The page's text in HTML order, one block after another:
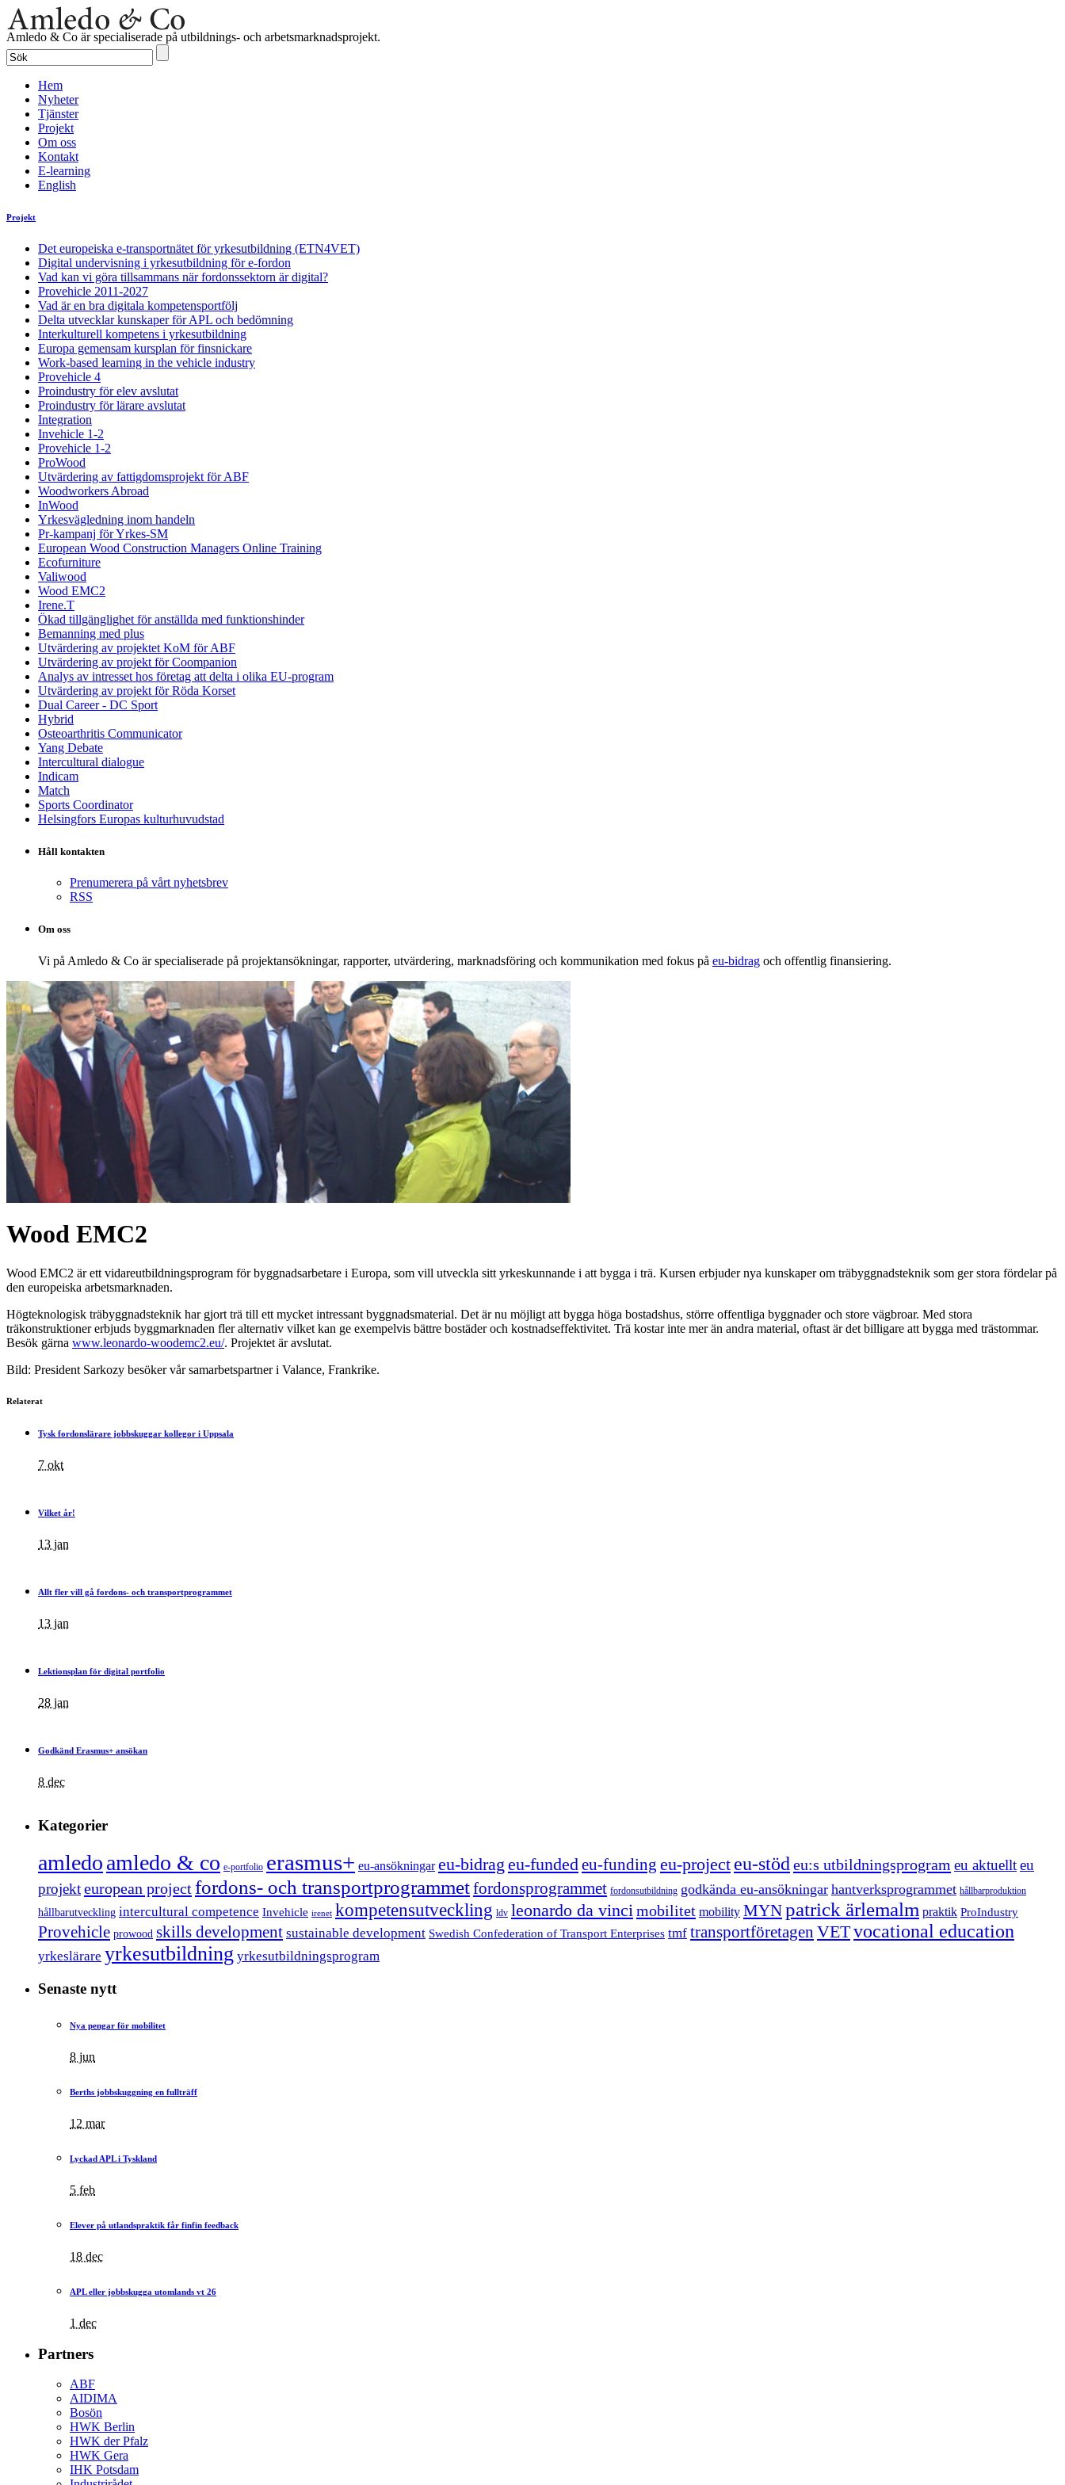
Amledo & Co är specialiserade på utbildnings- och arbetsmarknadsprojekt.
Hem
Nyheter
Tjänster
Projekt
Om oss
Kontakt
E-learning
English
Projekt
Det europeiska e-transportnätet för yrkesutbildning (ETN4VET)
Digital undervisning i yrkesutbildning för e-fordon
Vad kan vi göra tillsammans när fordonssektorn är digital?
Provehicle 2011-2027
Vad är en bra digitala kompetensportfölj
Delta utvecklar kunskaper för APL och bedömning
Interkulturell kompetens i yrkesutbildning
Europa gemensam kursplan för finsnickare
Work-based learning in the vehicle industry
Provehicle 4
Proindustry för elev avslutat
Proindustry för lärare avslutat
Integration
Invehicle 1-2
Provehicle 1-2
ProWood
Utvärdering av fattigdomsprojekt för ABF
Woodworkers Abroad
InWood
Yrkesvägledning inom handeln
Pr-kampanj för Yrkes-SM
European Wood Construction Managers Online Training
Ecofurniture
Valiwood
Wood EMC2
Irene.T
Ökad tillgänglighet för anställda med funktionshinder
Bemanning med plus
Utvärdering av projektet KoM för ABF
Utvärdering av projekt för Coompanion
Analys av intresset hos företag att delta i olika EU-program
Utvärdering av projekt för Röda Korset
Dual Career - DC Sport
Hybrid
Osteoarthritis Communicator
Yang Debate
Intercultural dialogue
Indicam
Match
Sports Coordinator
Helsingfors Europas kulturhuvudstad
Håll kontakten
Prenumerera på vårt nyhetsbrev
RSS
Om oss
Vi på Amledo & Co är specialiserade på projekt­ansökningar, rapporter, utvärdering, marknadsföring och kommunikation med fokus på eu-bidrag och offentlig finansiering.
Wood EMC2
Wood EMC2 är ett vidareutbildningsprogram för byggnadsarbetare i Europa, som vill utveckla sitt yrkeskunnande i att bygga i trä. Kursen erbjuder nya kunskaper om träbyggnadsteknik som ger stora fördelar på
den europeiska arbetsmarknaden.
Högteknologisk träbyggnadsteknik har gjort trä till ett mycket intressant byggnadsmaterial. Det är nu möjligt att bygga höga bostadshus, större offentliga byggnader och store vägbroar. Med stora
träkonstruktioner erbjuds byggmarknaden fler alternativ vilket kan ge exempelvis bättre bostäder och kostnadseffektivitet. Trä kostar inte mer än andra material, oftast är det billigare att bygga med trästommar.
Besök gärna www.leonardo-woodemc2.eu/. Projektet är avslutat.
Bild: President Sarkozy besöker vår samarbetspartner i Valance, Frankrike.
Relaterat
Tysk fordonslärare jobbskuggar kollegor i Uppsala
7 okt
Vilket år!
13 jan
Allt fler vill gå fordons- och transportprogrammet
13 jan
Lektionsplan för digital portfolio
28 jan
Godkänd Erasmus+ ansökan
8 dec
Kategorier
amledoamledo & co e-portfolio erasmus+ eu-ansökningar eu-bidrag eu-funded eu-funding eu-project eu-stöd eu:s utbildningsprogram eu aktuellteu
projekteuropean projectfordons- och transportprogrammetfordonsprogrammet fordonsutbildning godkända eu-ansökningar hantverksprogrammet hållbarproduktion
hållbarutveckling intercultural competence Invehicle irenet kompetensutveckling ldv leonardo da vinci mobilitet mobility MYNpatrick ärlemalm praktik ProIndustry
Provehicle prowood skills development sustainable development Swedish Confederation of Transport Enterprises tmf transportföretagen VETvocational education
yrkeslärare yrkesutbildning yrkesutbildningsprogram
Senaste nytt
Nya pengar för mobilitet
8 jun
Berths jobbskuggning en fullträff
12 mar
Lyckad APL i Tyskland
5 feb
Elever på utlandspraktik får finfin feedback
18 dec
APL eller jobbskugga utomlands vt 26
1 dec
Partners
ABF
AIDIMA
Bosön
HWK Berlin
HWK der Pfalz
HWK Gera
IHK Potsdam